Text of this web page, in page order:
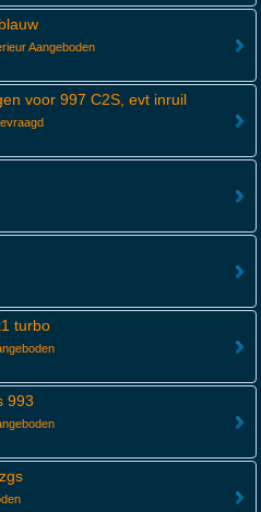
Aangeboden
voor 997 C2S, evt inruil
turbo
993